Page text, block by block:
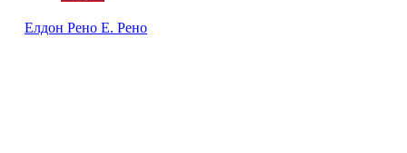
Елдон Рено Е. Рено